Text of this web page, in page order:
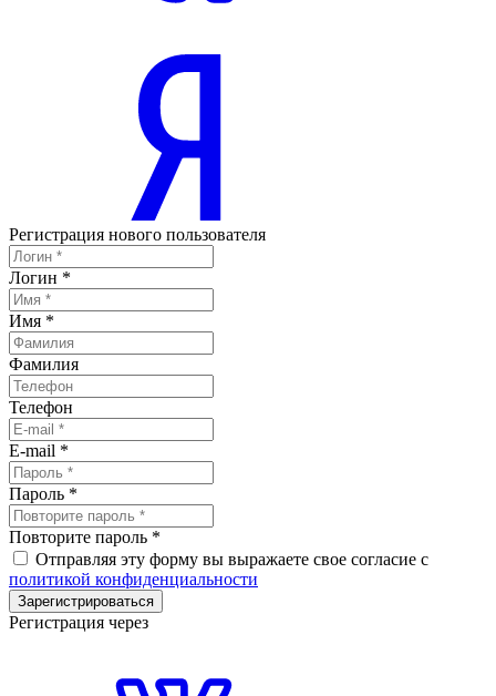
Регистрация нового пользователя
Логин *
Имя *
Фамилия
Телефон
E-mail *
Пароль *
Повторите пароль *
Отправляя эту форму вы выражаете свое согласие с
политикой конфиденциальности
Зарегистрироваться
Регистрация через